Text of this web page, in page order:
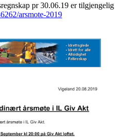
pr 30.06.19 er tilgjengelig
arsmote-2019